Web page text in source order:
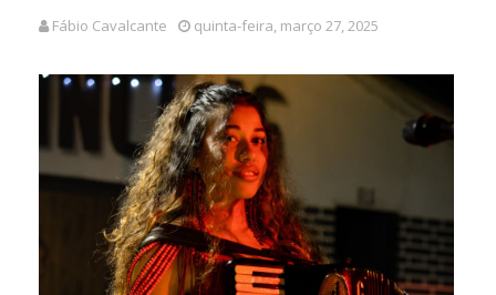
Fábio Cavalcante quinta-feira, março 27, 2025